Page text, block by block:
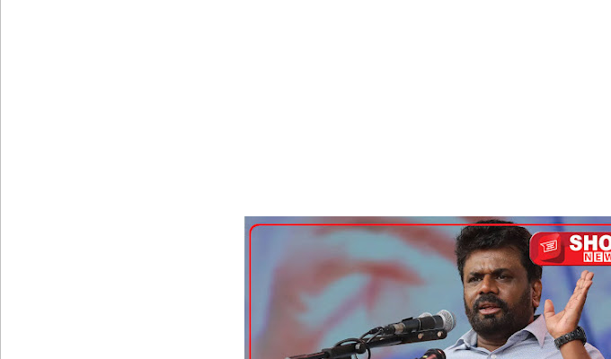
ஐ.எம்.எப். அடிமைகளாக மாறியதால் வாழ்க்கைச் சுமை அதிகரித்தது - சஜித் பிரேமதாச!
சிறைகளும் குற்றவாளிகளும் அற்ற முன்மாதிரி நாட்டை உருவாக்குவதே அரசாங்கத்தின்